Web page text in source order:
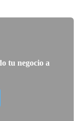
tu negocio a